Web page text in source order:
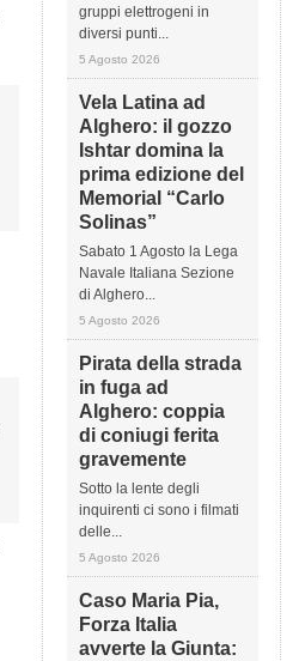
gruppi elettrogeni in
diversi punti...
5 Agosto 2026
Vela Latina ad
Alghero: il gozzo
Ishtar domina la
prima edizione del
Memorial “Carlo
Solinas”
Sabato 1 Agosto la Lega
Navale Italiana Sezione
di Alghero...
5 Agosto 2026
Pirata della strada
in fuga ad
Alghero: coppia
di coniugi ferita
gravemente
Sotto la lente degli
inquirenti ci sono i filmati
delle...
5 Agosto 2026
Caso Maria Pia,
Forza Italia
avverte la Giunta: